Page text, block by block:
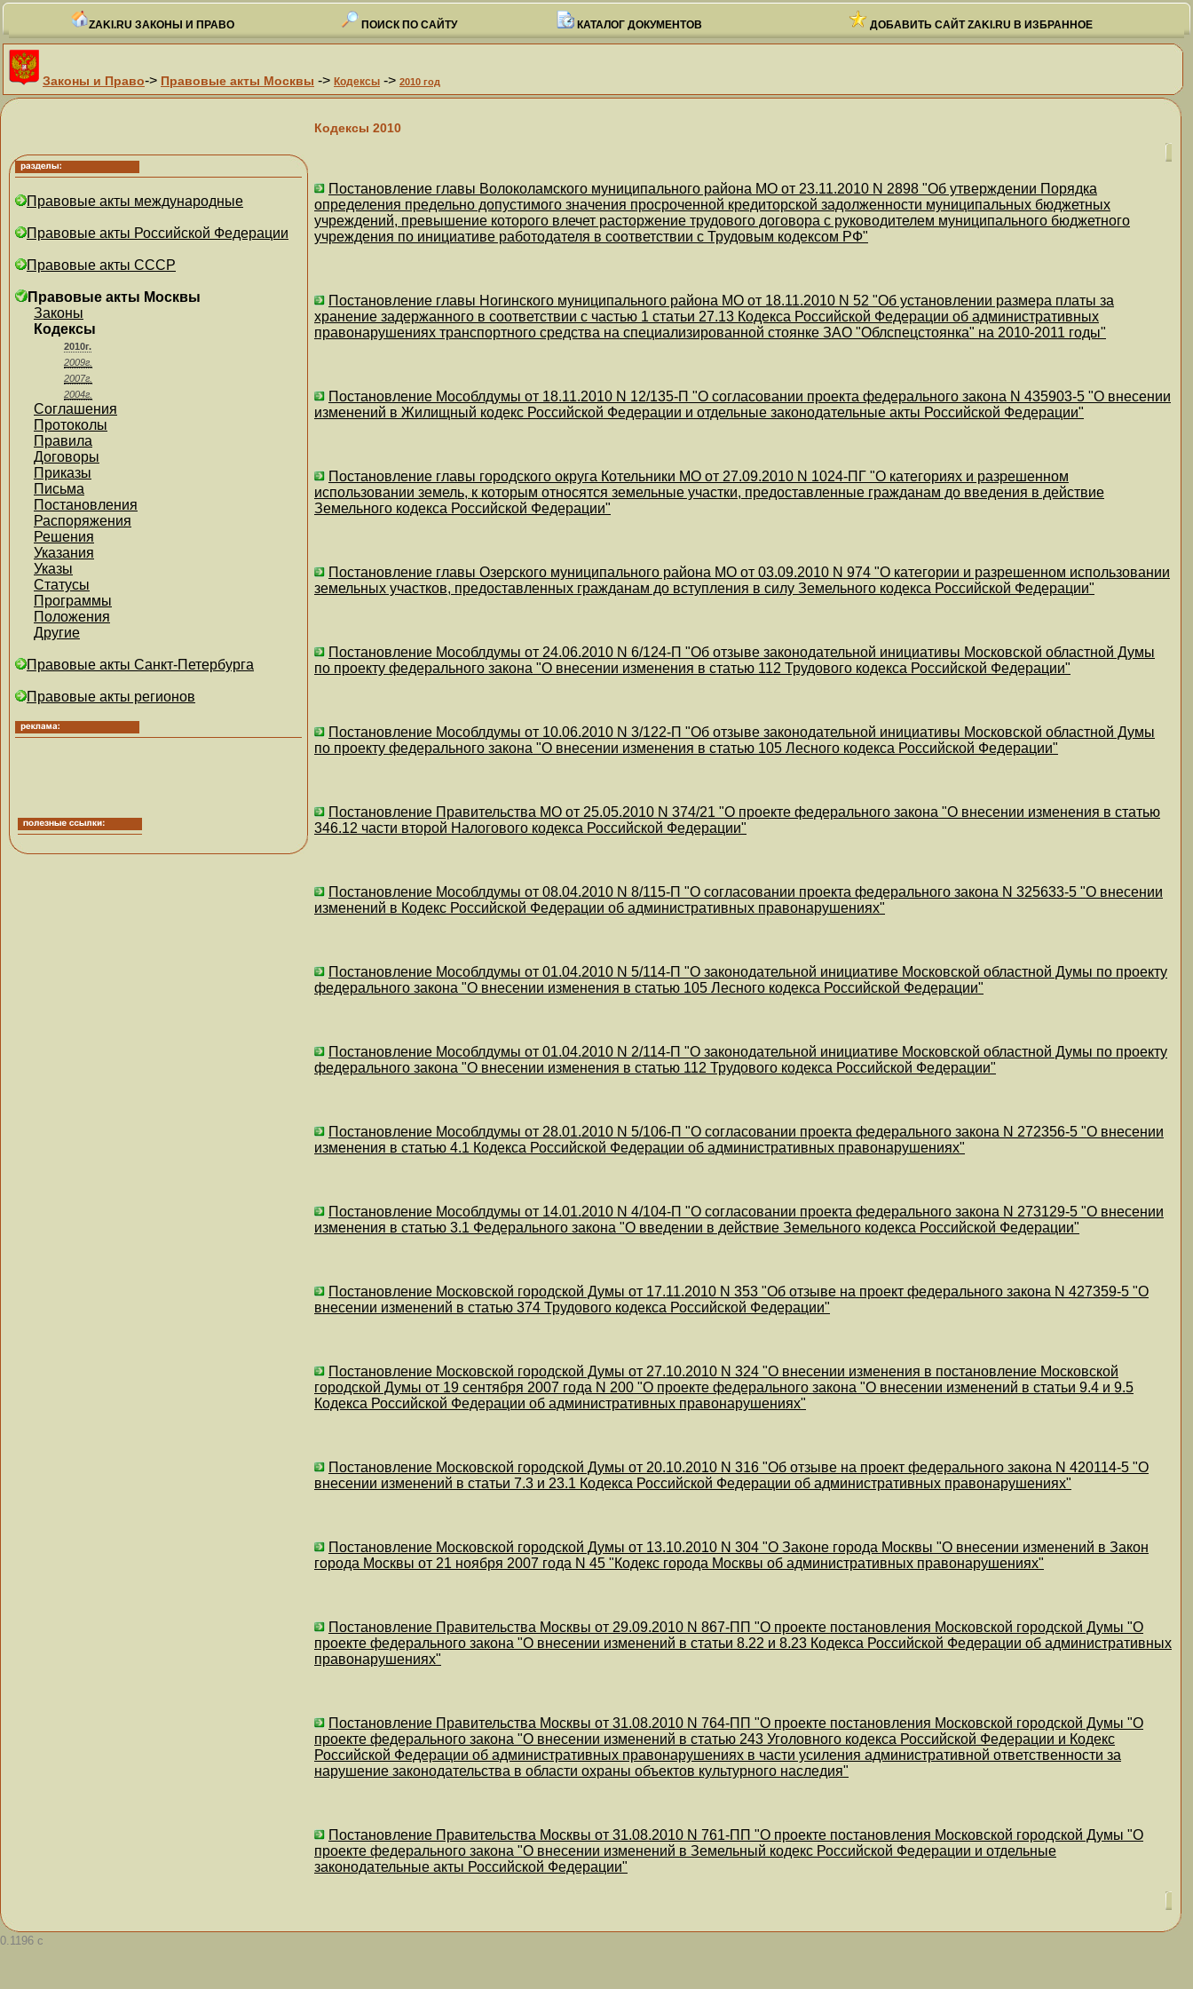
ZAKI.RU ЗАКОНЫ И ПРАВО ПОИСК ПО САЙТУ КАТАЛОГ ДОКУМЕНТОВ ДОБАВИТЬ САЙТ ZAKI.RU В ИЗБРАННОЕ
Законы и Право-> Правовые акты Москвы -> Кодексы -> 2010 год
Правовые акты международные
Правовые акты Российской Федерации
Правовые акты СССР
Правовые акты Москвы
Законы
Кодексы
2010г.
2009г.
2007г.
2004г.
Соглашения
Протоколы
Правила
Договоры
Приказы
Письма
Постановления
Распоряжения
Решения
Указания
Указы
Статусы
Программы
Положения
Другие
Правовые акты Санкт-Петербурга
Правовые акты регионов
Кодексы 2010
Постановление главы Волоколамского муниципального района МО от 23.11.2010 N 2898 "Об утверждении Порядка
определения предельно допустимого значения просроченной кредиторской задолженности муниципальных бюджетных
учреждений, превышение которого влечет расторжение трудового договора с руководителем муниципального бюджетного
учреждения по инициативе работодателя в соответствии с Трудовым кодексом РФ"
Постановление главы Ногинского муниципального района МО от 18.11.2010 N 52 "Об установлении размера платы за
хранение задержанного в соответствии с частью 1 статьи 27.13 Кодекса Российской Федерации об административных
правонарушениях транспортного средства на специализированной стоянке ЗАО "Облспецстоянка" на 2010-2011 годы"
Постановление Мособлдумы от 18.11.2010 N 12/135-П "О согласовании проекта федерального закона N 435903-5 "О внесении
изменений в Жилищный кодекс Российской Федерации и отдельные законодательные акты Российской Федерации"
Постановление главы городского округа Котельники МО от 27.09.2010 N 1024-ПГ "О категориях и разрешенном
использовании земель, к которым относятся земельные участки, предоставленные гражданам до введения в действие
Земельного кодекса Российской Федерации"
Постановление главы Озерского муниципального района МО от 03.09.2010 N 974 "О категории и разрешенном использовании
земельных участков, предоставленных гражданам до вступления в силу Земельного кодекса Российской Федерации"
Постановление Мособлдумы от 24.06.2010 N 6/124-П "Об отзыве законодательной инициативы Московской областной Думы
по проекту федерального закона "О внесении изменения в статью 112 Трудового кодекса Российской Федерации"
Постановление Мособлдумы от 10.06.2010 N 3/122-П "Об отзыве законодательной инициативы Московской областной Думы
по проекту федерального закона "О внесении изменения в статью 105 Лесного кодекса Российской Федерации"
Постановление Правительства МО от 25.05.2010 N 374/21 "О проекте федерального закона "О внесении изменения в статью
346.12 части второй Налогового кодекса Российской Федерации"
Постановление Мособлдумы от 08.04.2010 N 8/115-П "О согласовании проекта федерального закона N 325633-5 "О внесении
изменений в Кодекс Российской Федерации об административных правонарушениях"
Постановление Мособлдумы от 01.04.2010 N 5/114-П "О законодательной инициативе Московской областной Думы по проекту
федерального закона "О внесении изменения в статью 105 Лесного кодекса Российской Федерации"
Постановление Мособлдумы от 01.04.2010 N 2/114-П "О законодательной инициативе Московской областной Думы по проекту
федерального закона "О внесении изменения в статью 112 Трудового кодекса Российской Федерации"
Постановление Мособлдумы от 28.01.2010 N 5/106-П "О согласовании проекта федерального закона N 272356-5 "О внесении
изменения в статью 4.1 Кодекса Российской Федерации об административных правонарушениях"
Постановление Мособлдумы от 14.01.2010 N 4/104-П "О согласовании проекта федерального закона N 273129-5 "О внесении
изменения в статью 3.1 Федерального закона "О введении в действие Земельного кодекса Российской Федерации"
Постановление Московской городской Думы от 17.11.2010 N 353 "Об отзыве на проект федерального закона N 427359-5 "О
внесении изменений в статью 374 Трудового кодекса Российской Федерации"
Постановление Московской городской Думы от 27.10.2010 N 324 "О внесении изменения в постановление Московской
городской Думы от 19 сентября 2007 года N 200 "О проекте федерального закона "О внесении изменений в статьи 9.4 и 9.5
Кодекса Российской Федерации об административных правонарушениях"
Постановление Московской городской Думы от 20.10.2010 N 316 "Об отзыве на проект федерального закона N 420114-5 "О
внесении изменений в статьи 7.3 и 23.1 Кодекса Российской Федерации об административных правонарушениях"
Постановление Московской городской Думы от 13.10.2010 N 304 "О Законе города Москвы "О внесении изменений в Закон
города Москвы от 21 ноября 2007 года N 45 "Кодекс города Москвы об административных правонарушениях"
Постановление Правительства Москвы от 29.09.2010 N 867-ПП "О проекте постановления Московской городской Думы "О
проекте федерального закона "О внесении изменений в статьи 8.22 и 8.23 Кодекса Российской Федерации об административных
правонарушениях"
Постановление Правительства Москвы от 31.08.2010 N 764-ПП "О проекте постановления Московской городской Думы "О
проекте федерального закона "О внесении изменений в статью 243 Уголовного кодекса Российской Федерации и Кодекс
Российской Федерации об административных правонарушениях в части усиления административной ответственности за
нарушение законодательства в области охраны объектов культурного наследия"
Постановление Правительства Москвы от 31.08.2010 N 761-ПП "О проекте постановления Московской городской Думы "О
проекте федерального закона "О внесении изменений в Земельный кодекс Российской Федерации и отдельные
законодательные акты Российской Федерации"
0.1196 с